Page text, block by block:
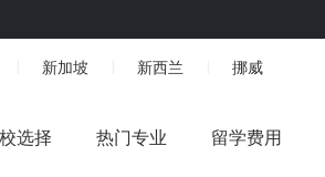
新加坡 新西兰 挪威
选择 热门专业 留学费用